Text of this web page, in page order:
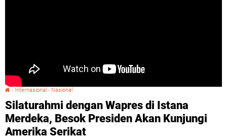
› Internasional › Nasional
Silaturahmi dengan Wapres di Istana
Merdeka, Besok Presiden Akan Kunjungi
Amerika Serikat